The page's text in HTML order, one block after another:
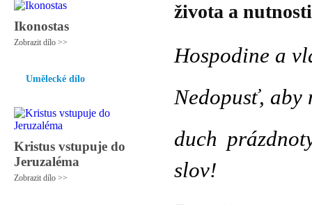
Ikonostas
Zobrazit dílo >>
Umělecké dílo
Kristus vstupuje do
Jeruzaléma
Zobrazit dílo >>
života a
Hospodine a
Nedopusť, aby
duch
slov!